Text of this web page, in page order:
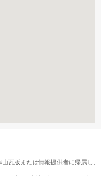
瓦版または情報提供者に帰属し、